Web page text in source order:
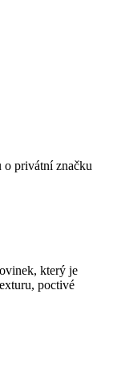
o privátní značku
který je
poctivé